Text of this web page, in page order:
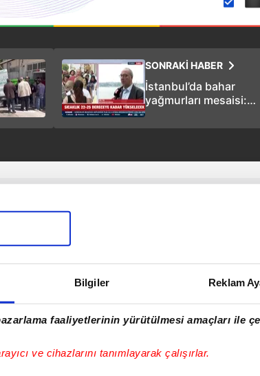
Bilgiler Reklam
faaliyetlerinin yürütülmesi amaçları ile
ve cihazlarını tanımlayarak çalışırlar.
SONRAKİ HABER
İstanbul’da bahar
yağmurları mesaisi:
olanlar dikkat!